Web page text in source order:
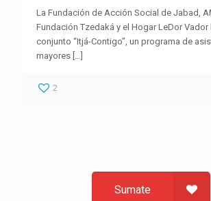
La Fundación de Acción Social de Jabad,
Fundación Tzedaká y el Hogar LeDor Vador
conjunto “Itjá-Contigo”, un programa de
mayores […]
2
Sumate